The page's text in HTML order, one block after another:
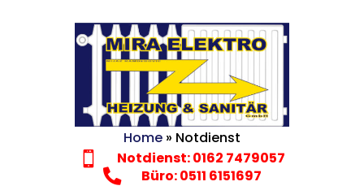
Home » Notdienst

Notdienst: 0162 7479057

Büro: 0511 6151697